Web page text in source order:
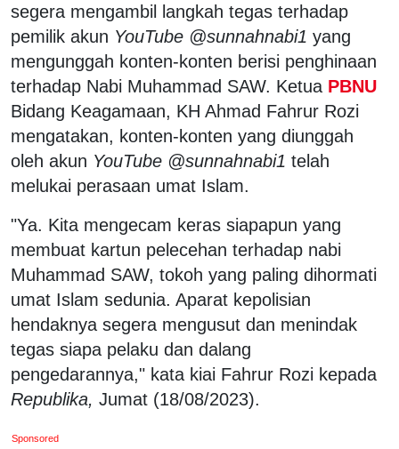
segera mengambil langkah tegas terhadap
pemilik akun YouTube @sunnahnabi1 yang
mengunggah konten-konten berisi penghinaan
terhadap Nabi Muhammad SAW. Ketua PBNU
Bidang Keagamaan, KH Ahmad Fahrur Rozi
mengatakan, konten-konten yang diunggah
oleh akun YouTube @sunnahnabi1 telah
melukai perasaan umat Islam.
"Ya. Kita mengecam keras siapapun yang
membuat kartun pelecehan terhadap nabi
Muhammad SAW, tokoh yang paling dihormati
umat Islam sedunia. Aparat kepolisian
hendaknya segera mengusut dan menindak
tegas siapa pelaku dan dalang
pengedarannya," kata kiai Fahrur Rozi kepada
Republika, Jumat (18/08/2023).
Sponsored